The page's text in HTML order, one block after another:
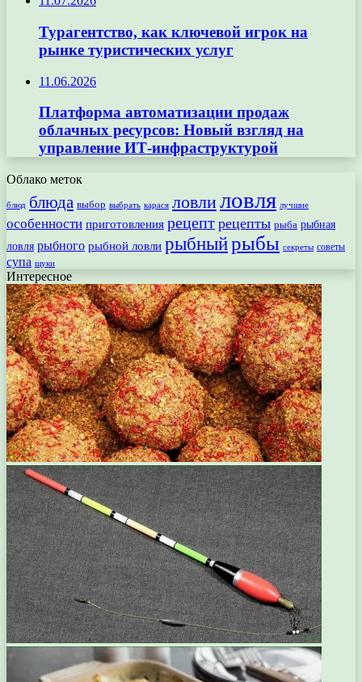
Турагентство, как ключевой игрок на
рынке туристических услуг
11.06.2026
Платформа автоматизации продаж
облачных ресурсов: Новый взгляд на
управление ИТ-инфраструктурой
Облако меток
блюд блюда выбор выбрать карася ловлиловля лучшие
особенности приготовления рецепт рецепты рыба рыбная
ловля рыбного рыбной ловли рыбныйрыбы секреты советы
супа щуки
Интересное